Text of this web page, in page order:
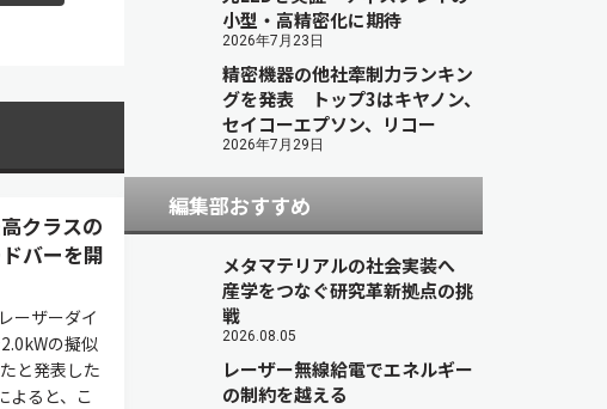
クラスの
バーを開
ーザーダイ
の擬似
と発表した
よると、こ
小型・高精密化に期待
2026年7月23日
精密機器の他社牽制力ランキン
グを発表 トップ3はキヤノン、
セイコーエプソン、リコー
2026年7月29日
編集部おすすめ
メタマテリアルの社会実装へ
産学をつなぐ研究革新拠点の挑
戦
2026.08.05
レーザー無線給電でエネルギー
の制約を越える